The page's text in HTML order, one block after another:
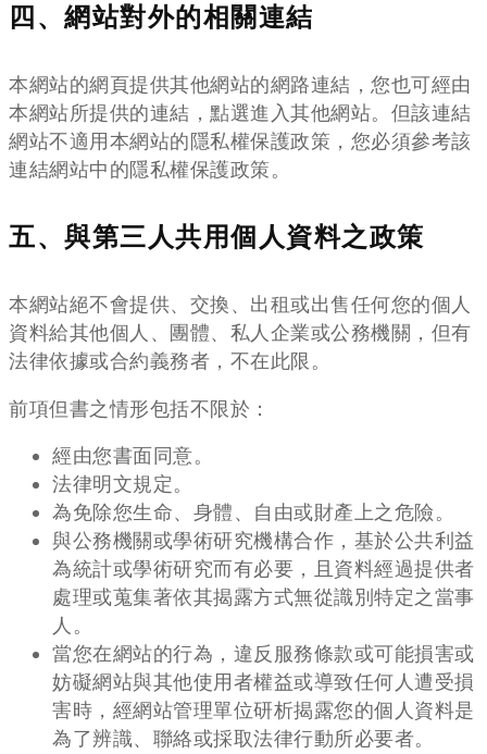
四、網站對外的相關連結
本網站的網頁提供其他網站的網路連結，您也可經由
本網站所提供的連結，點選進入其他網站。但該連結
網站不適用本網站的隱私權保護政策，您必須參考該
連結網站中的隱私權保護政策。
五、與第三人共用個人資料之政策
本網站絕不會提供、交換、出租或出售任何您的個人
資料給其他個人、團體、私人企業或公務機關，但有
法律依據或合約義務者，不在此限。
前項但書之情形包括不限於：
經由您書面同意。
法律明文規定。
為免除您生命、身體、自由或財產上之危險。
與公務機關或學術研究機構合作，基於公共利益
為統計或學術研究而有必要，且資料經過提供者
處理或蒐集著依其揭露方式無從識別特定之當事
人。
當您在網站的行為，違反服務條款或可能損害或
妨礙網站與其他使用者權益或導致任何人遭受損
害時，經網站管理單位研析揭露您的個人資料是
為了辨識、聯絡或採取法律行動所必要者。